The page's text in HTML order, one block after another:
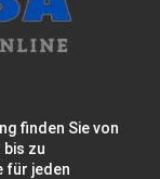
finden Sie von
bis zu
für jeden